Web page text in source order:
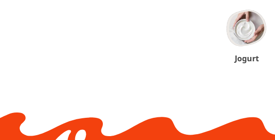
Jogurt